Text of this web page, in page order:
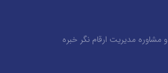
مدیریت ارقام نگر خبره